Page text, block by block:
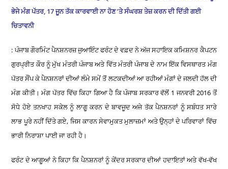
ਭੇਜੇ ਮੰਗ ਪੱਤਰ, 17ਜੂਨ ਤੱਕ ਕਾਰਵਾਈ ਨਾ ਹੋਣ ’ਤੇ ਸੰਘਰਸ਼ ਤੇਜ਼ ਕਰਨ ਦੀ ਦਿੱਤੀ ਗਈ
ਚਿਤਾਵਨੀ
: ਪੰਜਾਬ ਗੌਰਮਿੰਟ ਪੈਨਸ਼ਨਰਜ਼ ਜੁਆਇੰਟ ਫਰੰਟ ਦੇ ਵਫ਼ਦ ਨੇ ਅੱਜ ਸਹਾਇਕ ਕਮਿਸ਼ਨਰ ਕੈਪਟਨ
ਗੁਰਪ੍ਰੀਤ ਕੌਰ ਨੂੰ ਮੁੱਖ ਮੰਤਰੀ ਪੰਜਾਬ ਅਤੇ ਵਿੱਤ ਮੰਤਰੀ ਪੰਜਾਬ ਦੇ ਨਾਮ ਇੱਕ ਵਿਸਥਾਰਤ ਮੰਗ
ਪੱਤਰ ਸੌਂਪ ਕੇ ਪੈਨਸ਼ਨਰਾਂ ਦੀਆਂ ਲੰਮੇ ਸਮੇਂ ਤੋਂ ਲਟਕਦੀਆਂ ਆ ਰਹੀਆਂ ਮੰਗਾਂ ਦੇ ਜਲਦੀ ਹੱਲ ਦੀ
ਮੰਗ ਕੀਤੀ। ਮੰਗ ਪੱਤਰ ਵਿੱਚ ਕਿਹਾ ਗਿਆ ਹੈ ਕਿ ਪੰਜਾਬ ਸਰਕਾਰ ਵੱਲੋਂ 1 ਜਨਵਰੀ2016 ਤੋਂ
ਸੋਧੇ ਹੋਏ ਤਨਖਾਹ ਸਕੇਲ ਨੂੰ ਲਾਗੂ ਕਰਨ ਦੇ ਬਾਵਜੂਦ ਅਜੇ ਤੱਕ ਪੈਨਸ਼ਨਰਾਂ ਨੂੰ ਸਬੰਧਤ ਸਾਰੇ
ਲਾਭ ਪੂਰੇ ਨਹੀਂ ਦਿੱਤੇ ਗਏ, ਜਿਸ ਕਾਰਨ ਸੇਵਾਮੁਕਤ ਮੁਲਾਜ਼ਮਾਂ ਅਤੇ ਉਨ੍ਹਾਂ ਦੇ ਪਰਿਵਾਰਾਂ ਵਿੱਚ
ਭਾਰੀ ਨਿਰਾਸ਼ਾ ਪਾਈ ਜਾ ਰਹੀ ਹੈ।
ਫਰੰਟ ਦੇ ਆਗੂਆਂ ਨੇ ਕਿਹਾ ਕਿ ਪੈਨਸ਼ਨਰਾਂ ਨੂੰ ਕੇਂਦਰ ਸਰਕਾਰ ਦੀਆਂ ਹਦਾਇਤਾਂ ਅਤੇ ਵੱਖ-ਵੱਖ